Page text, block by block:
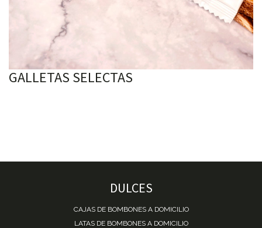
GALLETAS SELECTAS
DULCES
CAJAS DE BOMBONES A DOMICILIO
LATAS DE BOMBONES A DOMICILIO